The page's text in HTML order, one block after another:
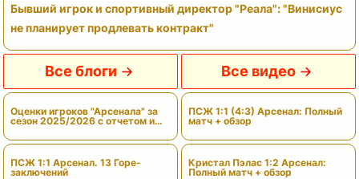
Бывший игрок и спортивный директор "Реала": "Винисиус
не планирует продлевать контракт"
Все блоги
Оценки игроков "Арсенала" за
сезон 2025/2026 с отчетом и
ПСЖ 1:1 Арсенал. 13 Горе-
заключений
Все видео
ПСЖ 1:1 (4:3) Арсенал: Полный
матч + обзор
Кристал Пэлас 1:2 Арсенал:
Полный матч + обзор